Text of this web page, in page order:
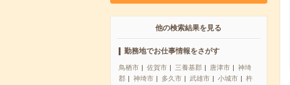
他の検索結果を見る
勤務地でお仕事情報をさがす
鳥栖市 佐賀市 三養基郡 唐津市
神埼
郡
神埼市 多久市 武雄市 小城市
杵